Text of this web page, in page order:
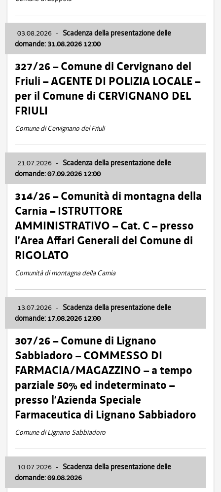
03.08.2026 - Scadenza della presentazione delle
domande: 31.08.2026 12:00
327/26 – Comune di Cervignano del
Friuli – AGENTE DI POLIZIA LOCALE –
per il Comune di CERVIGNANO DEL
FRIULI
Comune di Cervignano del Friuli
21.07.2026 - Scadenza della presentazione delle
domande: 07.09.2026 12:00
314/26 – Comunità di montagna della
Carnia – ISTRUTTORE
AMMINISTRATIVO – Cat. C – presso
l’Area Affari Generali del Comune di
RIGOLATO
Comunità di montagna della Carnia
13.07.2026 - Scadenza della presentazione delle
domande: 17.08.2026 12:00
307/26 – Comune di Lignano
Sabbiadoro – COMMESSO DI
FARMACIA/MAGAZZINO – a tempo
parziale 50% ed indeterminato –
presso l’Azienda Speciale
Farmaceutica di Lignano Sabbiadoro
Comune di Lignano Sabbiadoro
10.07.2026 - Scadenza della presentazione delle
domande: 09.08.2026